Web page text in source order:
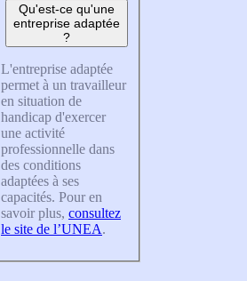
Qu'est-ce qu'une
entreprise adaptée
?
L'entreprise adaptée
permet à un travailleur
en situation de
handicap d'exercer
une activité
professionnelle dans
des conditions
adaptées à ses
capacités. Pour en
savoir plus, consultez
le site de l’UNEA.